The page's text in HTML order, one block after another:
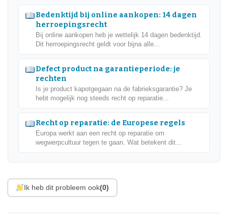
Bedenktijd bij online aankopen: 14 dagen
herroepingsrecht
Bij online aankopen heb je wettelijk 14 dagen bedenktijd.
Dit herroepingsrecht geldt voor bijna alle...
Defect product na garantieperiode: je
rechten
Is je product kapotgegaan na de fabrieksgarantie? Je
hebt mogelijk nog steeds recht op reparatie...
Recht op reparatie: de Europese regels
Europa werkt aan een recht op reparatie om
wegwerpcultuur tegen te gaan. Wat betekent dit...
Ik heb dit probleem ook(0)